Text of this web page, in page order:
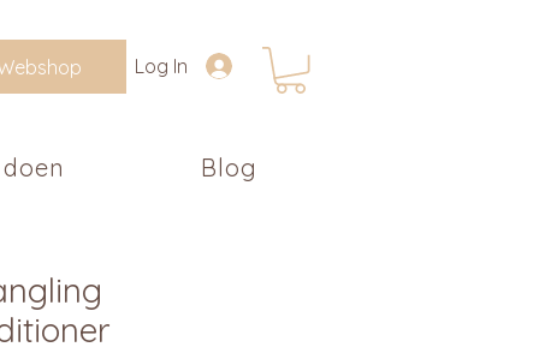
Log In
Blog